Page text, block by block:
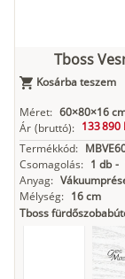
Antracit Matt
Tboss
Kosárba teszem
Méret: 60×80×16
Ár (bruttó): 133 890
Termékkód:
Csomagolás: 1 db -
Anyag:
Mélység: 16 cm
Tboss